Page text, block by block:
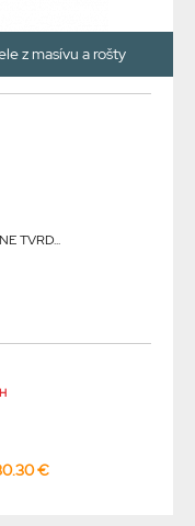
z masívu a rošty
TVRD...
€